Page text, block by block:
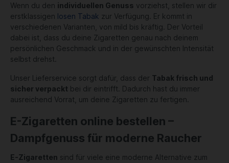
Wenn du den individuellen Genuss vorziehst, stellen wir dir
erstklassigen losen Tabak zur Verfügung. Er kommt in
verschiedenen Varianten, von mild bis kräftig. Der Vorteil
dabei ist, dass du deine Zigaretten genau nach deinem
persönlichen Geschmack und in der gewünschten Intensität
selbst drehst.
Unser Lieferservice sorgt dafür, dass der Tabak frisch und
sicher verpackt bei dir eintrifft. Dadurch hast du immer
ausreichend Vorrat, um deine Zigaretten zu fertigen.
E-Zigaretten online bestellen –
Dampfgenuss für moderne Raucher
E-Zigaretten sind für viele eine moderne Alternative zum